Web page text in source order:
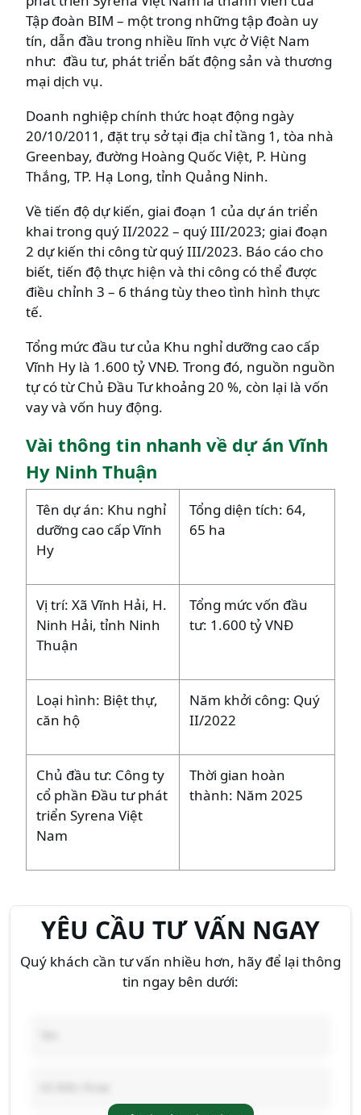
Tập đoàn BIM – một trong những tập đoàn uy
tín, dẫn đầu trong nhiều lĩnh vực ở Việt Nam
như: đầu tư, phát triển bất động sản và thương
mại dịch vụ.
Doanh nghiệp chính thức hoạt động ngày
20/10/2011, đặt trụ sở tại địa chỉ tầng 1, tòa nhà
Greenbay, đường Hoàng Quốc Việt, P. Hùng
Thắng, TP. Hạ Long, tỉnh Quảng Ninh.
Về tiến độ dự kiến, giai đoạn 1 của dự án triển
khai trong quý II/2022 – quý III/2023; giai đoạn
2 dự kiến thi công từ quý III/2023. Báo cáo cho
biết, tiến độ thực hiện và thi công có thể được
điều chỉnh 3 – 6 tháng tùy theo tình hình thực
tế.
Tổng mức đầu tư của Khu nghỉ dưỡng cao cấp
Vĩnh Hy là 1.600 tỷ VNĐ. Trong đó, nguồn nguồn
tự có từ Chủ Đầu Tư khoảng 20 %, còn lại là vốn
vay và vốn huy động.
Vài thông tin nhanh về dự án Vĩnh
Hy Ninh Thuận
Tên dự án: Khu nghỉ
dưỡng cao cấp Vĩnh
Hy
Tổng diện tích: 64,
65 ha
Vị trí: Xã Vĩnh Hải, H.
Ninh Hải, tỉnh Ninh
Thuận
Tổng mức vốn đầu
tư: 1.600 tỷ VNĐ
Loại hình: Biệt thự,
căn hộ
Năm khởi công: Quý
II/2022
Chủ đầu tư: Công ty
cổ phần Đầu tư phát
triển Syrena Việt
Nam
Thời gian hoàn
thành: Năm 2025
YÊU CẦU TƯ VẤN NGAY
Quý khách cần tư vấn nhiều hơn, hãy để lại thông
tin ngay bên dưới: